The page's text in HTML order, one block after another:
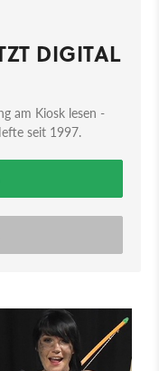
DIGITAL
am Kiosk lesen -
seit 1997.